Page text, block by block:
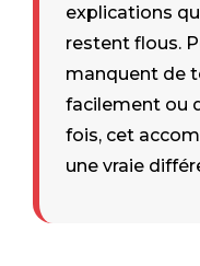
explications
restent flous.
manquent de
facilement ou
fois, cet
une vraie